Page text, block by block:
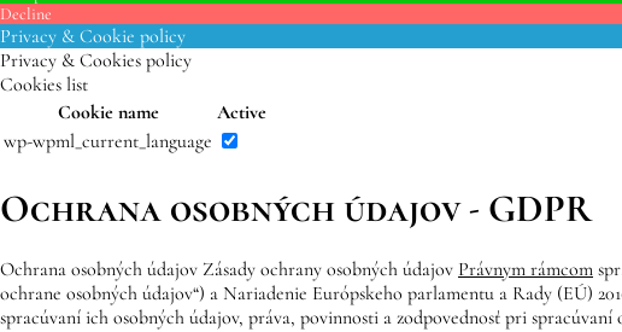
Decline
Privacy & Cookie policy
Privacy & Cookies policy
Cookies list
Cookie name
Active
wp-wpml_current_language
Ochrana osobných údajov - GDPR
Ochrana osobných údajov Zásady ochrany osobných údajov Právnym rámcom
ochrane osobných údajov“) a Nariadenie Európskeho parlamentu a Rady (EÚ)
spracúvaní ich osobných údajov, práva, povinnosti a zodpovednosť pri spracúvaní